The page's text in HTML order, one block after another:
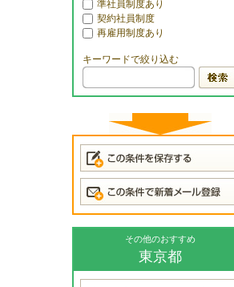
準社員制度あり
契約社員制度
再雇用制度あり
キーワードで絞り込む
その他のおすすめ
東京都